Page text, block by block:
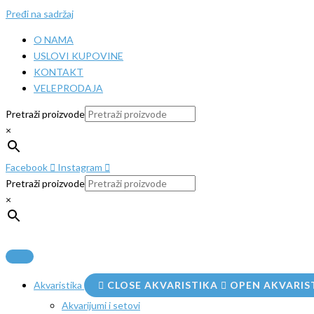
Pređi na sadržaj
O NAMA
USLOVI KUPOVINE
KONTAKT
VELEPRODAJA
Pretraži proizvode
×
Facebook
Instagram
Pretraži proizvode
×
Akvaristika CLOSE AKVARISTIKA
OPEN
Akvarijumi i setovi